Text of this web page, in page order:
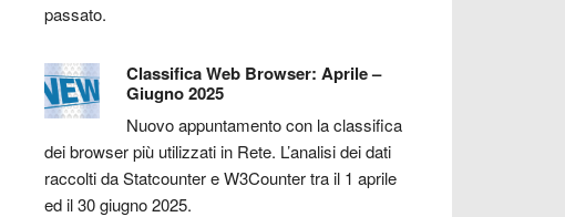
passato.
Classifica Web Browser: Aprile –
Giugno 2025
Nuovo appuntamento con la classifica
dei browser più utilizzati in Rete. L’analisi dei dati
raccolti da Statcounter e W3Counter tra il 1 aprile
ed il 30 giugno 2025.